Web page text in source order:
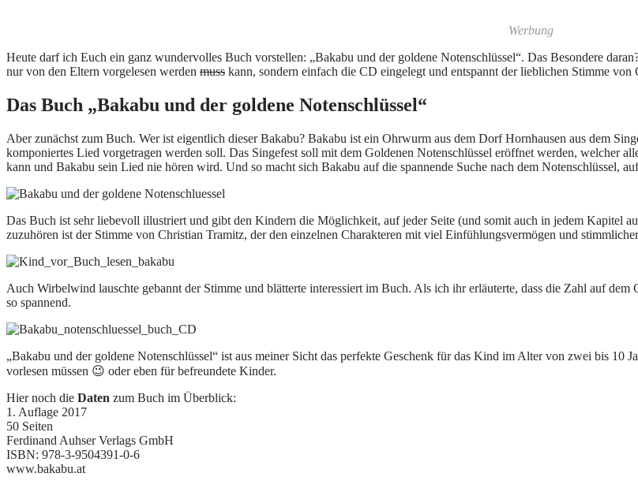
Werbung
Heute darf ich Euch ein ganz wundervolles Buch vorstellen: „Bakabu und der goldene Notenschlüssel“. Das Besondere
nur von den Eltern vorgelesen werden muss kann, sondern einfach die CD eingelegt und entspannt der lieblichen Stimme
Das Buch „Bakabu und der goldene Notenschlüssel“
Aber zunächst zum Buch. Wer ist eigentlich dieser Bakabu? Bakabu ist ein Ohrwurm aus dem Dorf Hornhausen aus dem
komponiertes Lied vorgetragen werden soll. Das Singefest soll mit dem Goldenen Notenschlüssel eröffnet werden, welcher
kann und Bakabu sein Lied nie hören wird. Und so macht sich Bakabu auf die spannende Suche nach dem Notenschlüssel,
Das Buch ist sehr liebevoll illustriert und gibt den Kindern die Möglichkeit, auf jeder Seite (und somit auch in jedem Kapitel
zuzuhören ist der Stimme von Christian Tramitz, der den einzelnen Charakteren mit viel Einfühlungsvermögen und
Auch Wirbelwind lauschte gebannt der Stimme und blätterte interessiert im Buch. Als ich ihr erläuterte, dass die Zahl auf
so spannend.
„Bakabu und der goldene Notenschlüssel“ ist aus meiner Sicht das perfekte Geschenk für das Kind im Alter von zwei bis 10
vorlesen müssen 😉 oder eben für befreundete Kinder.
Hier noch die Daten zum Buch im Überblick:
1. Auflage 2017
50 Seiten
Ferdinand Auhser Verlags GmbH
ISBN: 978-3-9504391-0-6
www.bakabu.at